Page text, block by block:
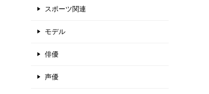
スポーツ関連
モデル
俳優
声優